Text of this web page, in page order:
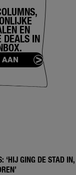
EN
DEALS IN
AAN
‘HIJ GING DE STAD IN,